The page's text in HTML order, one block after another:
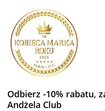
Odbierz -10% rabatu,
Andżela Club